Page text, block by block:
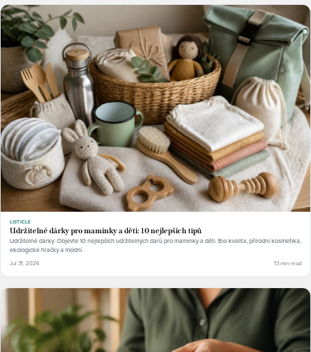
LISTICLE
Udržitelné dárky pro maminky a děti: 10 nejlepších tipů
Udržitelné dárky: Objevte 10 nejlepších udržitelných darů pro maminky a děti. Bio kvalita, přírodní kosmetika,
ekologické hračky a módní.
Jul 31, 2026 13 min read